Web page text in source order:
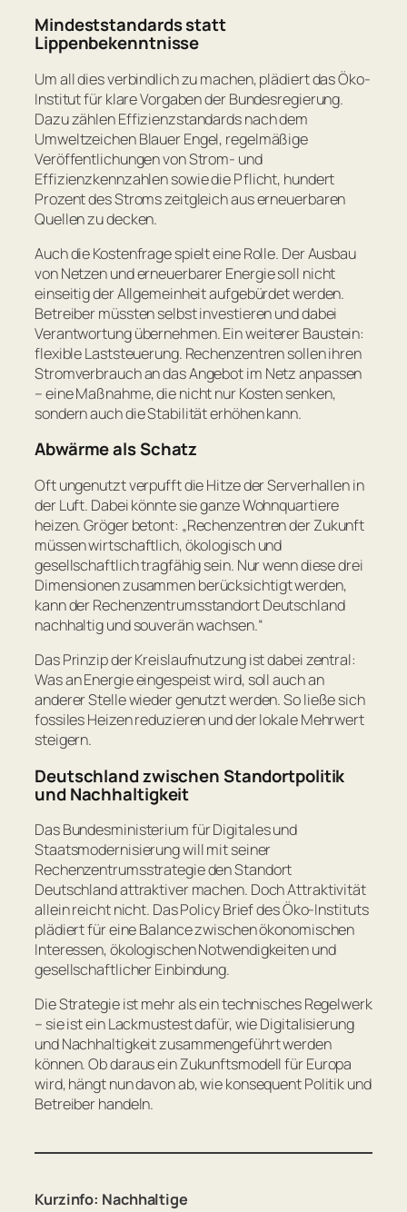
Mindeststandards statt
Lippenbekenntnisse
Um all dies verbindlich zu machen, plädiert das Öko-
Institut für klare Vorgaben der Bundesregierung.
Dazu zählen Effizienzstandards nach dem
Umweltzeichen Blauer Engel, regelmäßige
Veröffentlichungen von Strom- und
Effizienzkennzahlen sowie die Pflicht, hundert
Prozent des Stroms zeitgleich aus erneuerbaren
Quellen zu decken.
Auch die Kostenfrage spielt eine Rolle. Der Ausbau
von Netzen und erneuerbarer Energie soll nicht
einseitig der Allgemeinheit aufgebürdet werden.
Betreiber müssten selbst investieren und dabei
Verantwortung übernehmen. Ein weiterer Baustein:
flexible Laststeuerung. Rechenzentren sollen ihren
Stromverbrauch an das Angebot im Netz anpassen
– eine Maßnahme, die nicht nur Kosten senken,
sondern auch die Stabilität erhöhen kann.
Abwärme als Schatz
Oft ungenutzt verpufft die Hitze der Serverhallen in
der Luft. Dabei könnte sie ganze Wohnquartiere
heizen. Gröger betont: „Rechenzentren der Zukunft
müssen wirtschaftlich, ökologisch und
gesellschaftlich tragfähig sein. Nur wenn diese drei
Dimensionen zusammen berücksichtigt werden,
kann der Rechenzentrumsstandort Deutschland
nachhaltig und souverän wachsen.“
Das Prinzip der Kreislaufnutzung ist dabei zentral:
Was an Energie eingespeist wird, soll auch an
anderer Stelle wieder genutzt werden. So ließe sich
fossiles Heizen reduzieren und der lokale Mehrwert
steigern.
Deutschland zwischen Standortpolitik
und Nachhaltigkeit
Das Bundesministerium für Digitales und
Staatsmodernisierung will mit seiner
Rechenzentrumsstrategie den Standort
Deutschland attraktiver machen. Doch Attraktivität
allein reicht nicht. Das Policy Brief des Öko-Instituts
plädiert für eine Balance zwischen ökonomischen
Interessen, ökologischen Notwendigkeiten und
gesellschaftlicher Einbindung.
Die Strategie ist mehr als ein technisches Regelwerk
– sie ist ein Lackmustest dafür, wie Digitalisierung
und Nachhaltigkeit zusammengeführt werden
können. Ob daraus ein Zukunftsmodell für Europa
wird, hängt nun davon ab, wie konsequent Politik und
Betreiber handeln.
Kurzinfo: Nachhaltige